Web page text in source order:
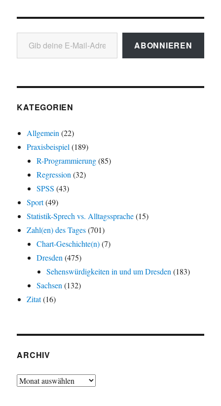
Gib deine E-Mail-Adresse ein ...
ABONNIEREN
KATEGORIEN
Allgemein (22)
Praxisbeispiel (189)
R-Programmierung(85)
Regression (32)
SPSS (43)
Sport(49)
Statistik-Sprech vs. Alltagssprache(15)
Zahl(en) des Tages(701)
Chart-Geschichte(n)(7)
Dresden (475)
Sehenswürdigkeiten in und um Dresden (183)
Sachsen (132)
Zitat(16)
ARCHIV
Archiv